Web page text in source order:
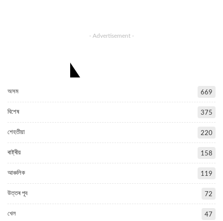
- Advertisement -
অসম 669
বিশেষ 375
শেহতীয়া 220
ৰাষ্ট্ৰীয় 158
আঞ্চলিক 119
উত্তৰ পূব 72
খেল 47